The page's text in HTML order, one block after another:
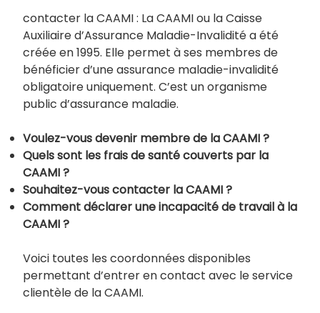
contacter la CAAMI : La CAAMI ou la Caisse
Auxiliaire d’Assurance Maladie-Invalidité a été
créée en 1995. Elle permet à ses membres de
bénéficier d’une assurance maladie-invalidité
obligatoire uniquement. C’est un organisme
public d’assurance maladie.
Voulez-vous devenir membre de la CAAMI ?
Quels sont les frais de santé couverts par la
CAAMI ?
Souhaitez-vous contacter la CAAMI ?
Comment déclarer une incapacité de travail à la
CAAMI ?
Voici toutes les coordonnées disponibles
permettant d’entrer en contact avec le service
clientèle de la CAAMI.